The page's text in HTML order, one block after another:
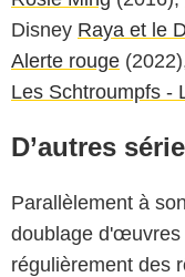
Disney Raya et le
Alerte rouge
Les Schtroumpfs -
D’autres
Parallèlement à
doublage d'œuvres
régulièrement des